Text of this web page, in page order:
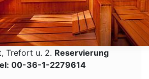
Trefort u. 2. Reservierung
00-36-1-2279614